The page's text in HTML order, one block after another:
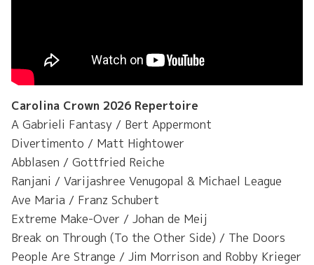
Carolina Crown 2026 Repertoire
A Gabrieli Fantasy / Bert Appermont
Divertimento / Matt Hightower
Abblasen / Gottfried Reiche
Ranjani / Varijashree Venugopal & Michael League
Ave Maria / Franz Schubert
Extreme Make-Over / Johan de Meij
Break on Through (To the Other Side) / The Doors
People Are Strange / Jim Morrison and Robby Krieger